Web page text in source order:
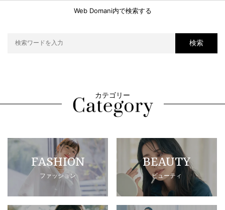
Web Domani内で検索する
検索
カテゴリー
FASHION
ファッション
BEAUTY
ビューティ